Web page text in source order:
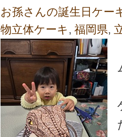
お孫さんの誕生日ケー
物立体ケーキ , 福岡県,